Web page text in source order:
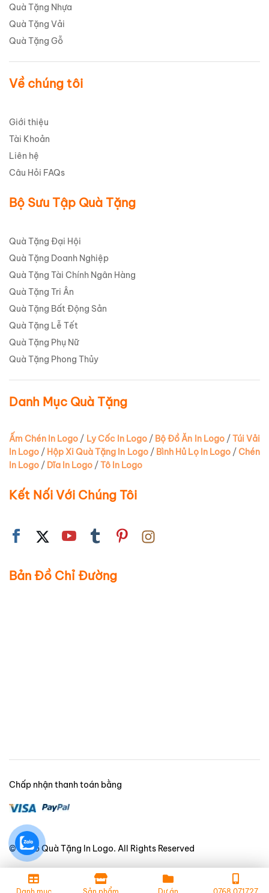
Quà Tặng Nhựa
Quà Tặng Vải
Quà Tặng Gỗ
Về chúng tôi
Giới thiệu
Tài Khoản
Liên hệ
Câu Hỏi FAQs
Bộ Sưu Tập Quà Tặng
Quà Tặng Đại Hội
Quà Tặng Doanh Nghiệp
Quà Tặng Tài Chính Ngân Hàng
Quà Tặng Tri Ân
Quà Tặng Bất Động Sản
Quà Tặng Lễ Tết
Quà Tặng Phụ Nữ
Quà Tặng Phong Thủy
Danh Mục Quà Tặng
Ấm Chén In Logo / Ly Cốc In Logo/ Bộ Đồ Ăn In Logo/Túi Vải
In Logo / Hộp Xi Quà Tặng In Logo/ Bình Hủ Lọ In Logo/Chén
In Logo / Dĩa In Logo /Tô In Logo
Kết Nối Với Chúng Tôi
Bản Đồ Chỉ Đường
© 2025 Quà Tặng In Logo. All Rights Reserved
Chấp nhận thanh toán bằng